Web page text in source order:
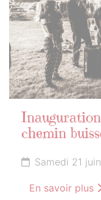
chemin
Samedi 21
En savoir plus